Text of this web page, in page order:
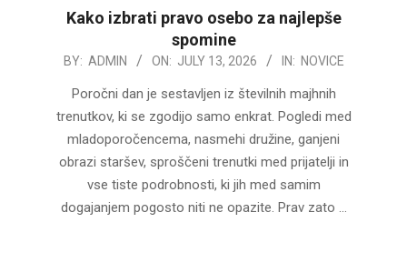
Kako izbrati pravo osebo za najlepše
spomine
2026-
BY: ADMIN ON: JULY 13, 2026 IN: NOVICE
Poročni dan je sestavljen iz številnih majhnih
trenutkov, ki se zgodijo samo enkrat. Pogledi med
mladoporočencema, nasmehi družine, ganjeni
obrazi staršev, sproščeni trenutki med prijatelji in
vse tiste podrobnosti, ki jih med samim
dogajanjem pogosto niti ne opazite. Prav zato …